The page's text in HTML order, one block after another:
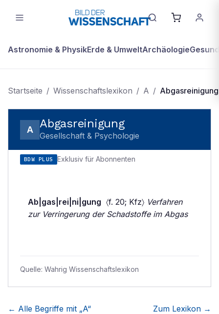
Astronomie & PhysikErde & UmweltArchäologie
Startseite / Wissenschaftslexikon / A / Abgasreinigung
A Abgasreinigung
Gesellschaft & Psychologie
BDW PLUS Exklusiv für Abonnenten
Ab|gas|rei|ni|gung 〈f. 20; Kfz〉 Verfahren
zur Verringerung der Schadstoffe im Abgas
Quelle: Wahrig Wissenschaftslexikon
← Alle Begriffe mit „A“ Zum Lexikon →